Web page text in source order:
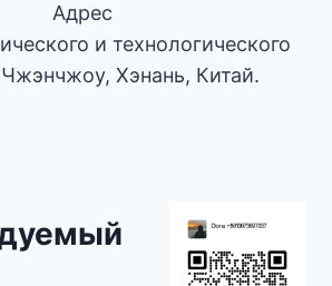
Адрес
и технологического
Чжэнчжоу, Хэнань, Китай.